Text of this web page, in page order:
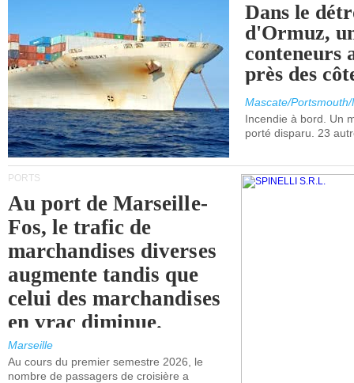
Dans le
d'Ormuz,
conteneurs
près des
Mascate/
Incendie à bord. Un
porté disparu. 23
PORTS
Au port de Marseille-
Fos, le trafic de
marchandises diverses
augmente tandis que
celui des marchandises
en vrac diminue.
Marseille
Au cours du premier semestre 2026, le
nombre de passagers de croisière a